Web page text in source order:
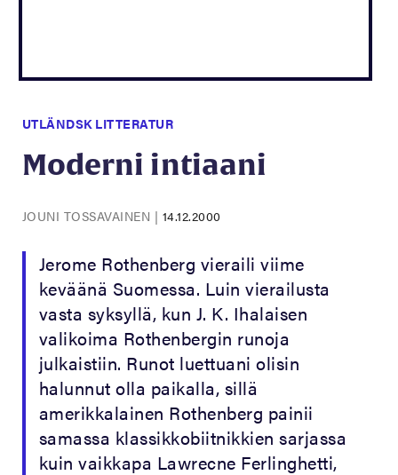
UTLÄNDSK LITTERATUR
Moderni intiaani
JOUNI TOSSAVAINEN | 14.12.2000
Jerome Rothenberg vieraili viime
keväänä Suomessa. Luin vierailusta
vasta syksyllä, kun J. K. Ihalaisen
valikoima Rothenbergin runoja
julkaistiin. Runot luettuani olisin
halunnut olla paikalla, sillä
amerikkalainen Rothenberg painii
samassa klassikkobiitnikkien sarjassa
kuin vaikkapa Lawrecne Ferlinghetti,